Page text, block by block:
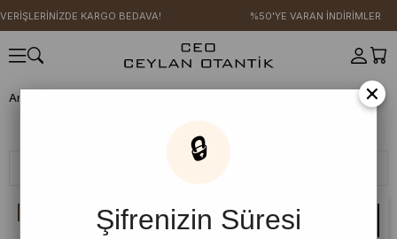
KARGO BEDAVA! %50'YE VARAN İNDİRİMLER
Anasayfa
Etek
×
🔒
Şifrenizin Süresi